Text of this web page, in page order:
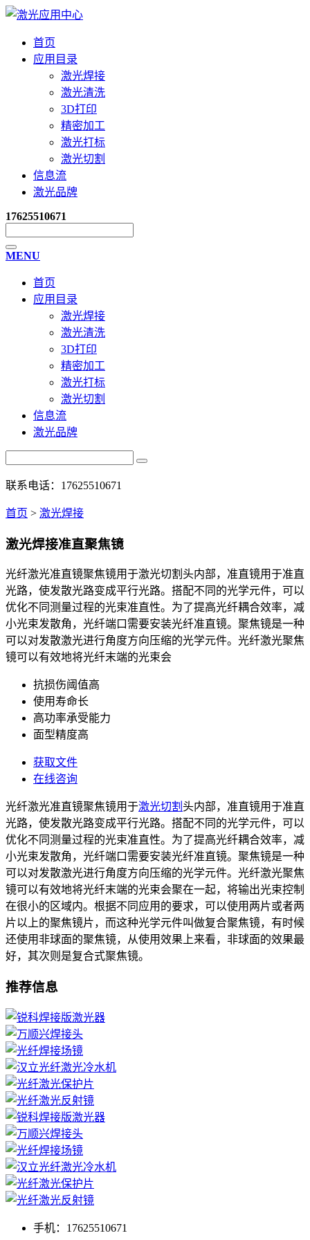
首页
应用目录
激光焊接
激光清洗
3D打印
精密加工
激光打标
激光切割
信息流
激光品牌
17625510671
MENU
首页
应用目录
激光焊接
激光清洗
3D打印
精密加工
激光打标
激光切割
信息流
激光品牌
联系电话：17625510671
首页 > 激光焊接
激光焊接准直聚焦镜
光纤激光准直镜聚焦镜用于激光切割头内部，准直镜用于准直
光路，使发散光路变成平行光路。搭配不同的光学元件，可以
优化不同测量过程的光束准直性。为了提高光纤耦合效率，减
小光束发散角，光纤端口需要安装光纤准直镜。聚焦镜是一种
可以对发散激光进行角度方向压缩的光学元件。光纤激光聚焦
镜可以有效地将光纤末端的光束会
抗损伤阈值高
使用寿命长
高功率承受能力
面型精度高
获取文件
在线咨询
光纤激光准直镜聚焦镜用于激光切割 头内部，准直镜用于准直
光路，使发散光路变成平行光路。搭配不同的光学元件，可以
优化不同测量过程的光束准直性。为了提高光纤耦合效率，减
小光束发散角，光纤端口需要安装光纤准直镜。聚焦镜是一种
可以对发散激光进行角度方向压缩的光学元件。光纤激光聚焦
镜可以有效地将光纤末端的光束会聚在一起，将输出光束控制
在很小的区域内。根据不同应用的要求，可以使用两片或者两
片以上的聚焦镜片，而这种光学元件叫做复合聚焦镜，有时候
还使用非球面的聚焦镜，从使用效果上来看，非球面的效果最
好，其次则是复合式聚焦镜。
推荐信息
手机：17625510671